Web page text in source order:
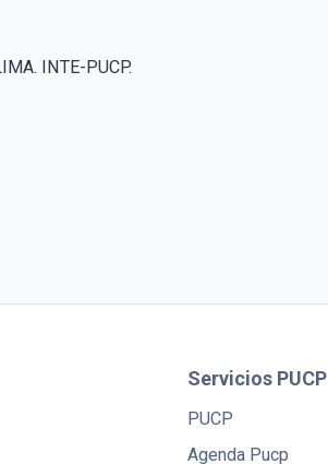
INTE-PUCP.
Servicios PUCP
PUCP
Agenda Pucp